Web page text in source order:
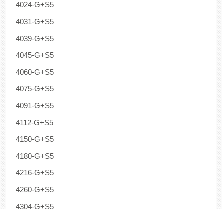
4024-G+S5
4031-G+S5
4039-G+S5
4045-G+S5
4060-G+S5
4075-G+S5
4091-G+S5
4112-G+S5
4150-G+S5
4180-G+S5
4216-G+S5
4260-G+S5
4304-G+S5